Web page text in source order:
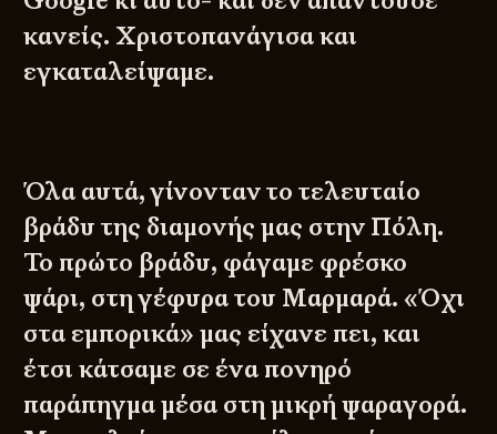
κανείς. Χριστοπανάγισα και
εγκαταλείψαμε.
Όλα αυτά, γίνονταν το τελευταίο
βράδυ της διαμονής μας στην Πόλη.
Το πρώτο βράδυ, φάγαμε φρέσκο
ψάρι, στη γέφυρα του Μαρμαρά. «Όχι
στα εμπορικά» μας είχανε πει, και
έτσι κάτσαμε σε ένα πονηρό
παράπηγμα μέσα στη μικρή ψαραγορά.